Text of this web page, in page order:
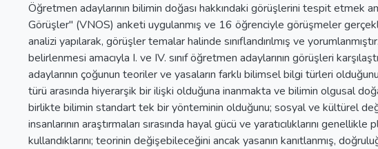
Öğretmen adaylarının bilimin doğası hakkındaki görüşlerini tespit etmek
Görüşler" (VNOS) anketi uygulanmış ve 16 öğrenciyle görüşmeler
analizi yapılarak, görüşler temalar halinde sınıflandırılmış ve
belirlenmesi amacıyla I. ve IV. sınıf öğretmen adaylarının görüşleri
adaylarının çoğunun teoriler ve yasaların farklı bilimsel bilgi türleri
türü arasında hiyerarşik bir ilişki olduğuna inanmakta ve bilimin olgusal
birlikte bilimin standart tek bir yönteminin olduğunu; sosyal ve kültürel
insanlarının araştırmaları sırasında hayal gücü ve yaratıcılıklarını
kullandıklarını; teorinin değişebileceğini ancak yasanın kanıtlanmış,